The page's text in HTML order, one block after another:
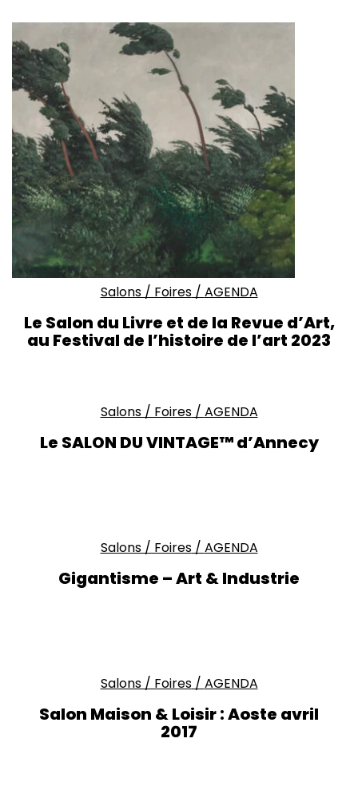
Salons / Foires/ AGENDA
Le Salon du Livre et de la Revue d’Art,
au Festival de l’histoire de l’art 2023
Salons / Foires/ AGENDA
Le SALON DU VINTAGE™ d’Annecy
Salons / Foires/ AGENDA
Gigantisme – Art & Industrie
Salons / Foires/ AGENDA
Salon Maison & Loisir : Aoste avril
2017